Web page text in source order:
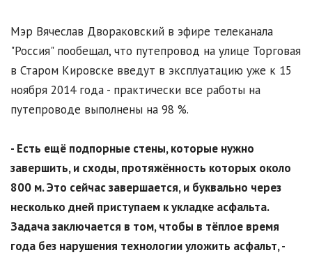
Мэр Вячеслав Двораковский в эфире телеканала
"Россия" пообещал, что путепровод на улице Торговая
в Старом Кировске введут в эксплуатацию уже к 15
ноября 2014 года - практически все работы на
путепроводе выполнены на 98 %.
- Есть ещё подпорные стены, которые нужно
завершить, и сходы, протяжённость которых около
800 м. Это сейчас завершается, и буквально через
несколько дней приступаем к укладке асфальта.
Задача заключается в том, чтобы в тёплое время
года без нарушения технологии уложить асфальт, -